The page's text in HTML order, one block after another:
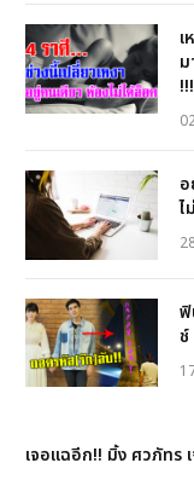
เ
!!!
ไ
ฟิ
ช์
เจอแฉอีก!! มิ้ง ศวภัทร